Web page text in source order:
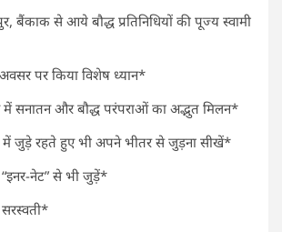
बैंकाक से आये बौद्ध प्रतिनिधियों की पूज्य स्वामी
पर किया विशेष ध्यान*
में सनातन और बौद्ध परंपराओं का अद्भुत मिलन*
में जुड़े रहते हुए भी अपने भीतर से जुड़ना सीखें*
नेट” से भी जुड़ें*
सरस्वती*